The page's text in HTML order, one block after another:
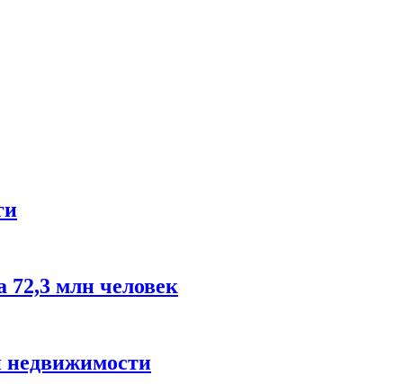
72,3 млн человек
недвижимости